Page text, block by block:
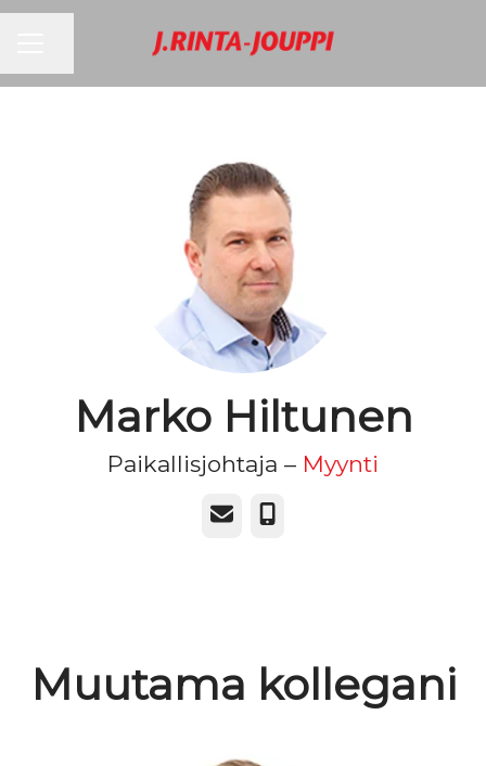
Marko Hiltunen
Paikallisjohtaja – Myynti
Sähköposti
Puhelin
Muutama kollegani